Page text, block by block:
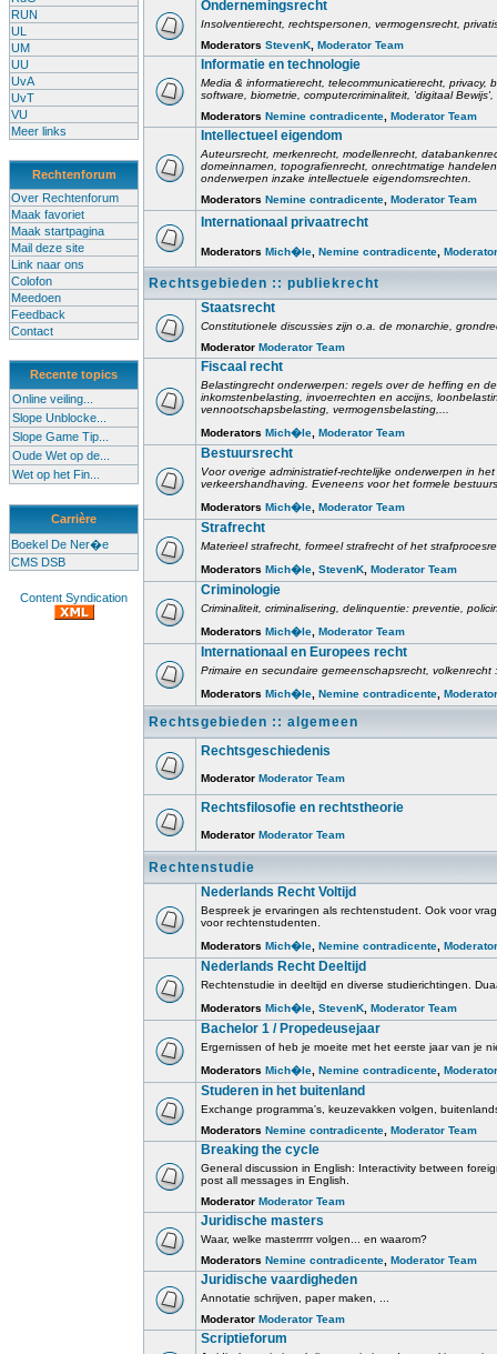
RUN
UL
UM
UU
UvA
UvT
VU
Meer links
Rechtenforum
Over Rechtenforum
Maak favoriet
Maak startpagina
Mail deze site
Link naar ons
Colofon
Meedoen
Feedback
Contact
Recente topics
Online veiling...
Slope Unblocke...
Slope Game Tip...
Oude Wet op de...
Wet op het Fin...
Carrière
Boekel De Ner�e
CMS DSB
Content Syndication
Ondernemingsrecht
Insolventierecht, rechtspersonen, vermogensrecht,
Moderators StevenK Moderator Team
Informatie en technologie
Media & informatierecht, telecommunicatierecht,
software, biometrie, computercriminaliteit, 'digitaal
Moderators Nemine contradicente Moderator Team
Intellectueel eigendom
Auteursrecht, merkenrecht, modellenrecht,
domeinnamen, topografienrecht, onrechtmatige
onderwerpen inzake intellectuele eigendomsrechten.
Moderators Nemine contradicente Moderator Team
Internationaal privaatrecht
Moderators Mich�le Nemine contradicente
Rechtsgebieden :: publiekrecht
Staatsrecht
Constitutionele discussies zijn o.a. de monarchie,
Moderator Moderator Team
Fiscaal recht
Belastingrecht onderwerpen: regels over de heffing en
inkomstenbelasting, invoerrechten en accijns,
vennootschapsbelasting, vermogensbelasting,...
Moderators Mich�le Moderator Team
Bestuursrecht
Voor overige administratief-rechtelijke onderwerpen in
verkeershandhaving. Eveneens voor het formele
Moderators Mich�le Moderator Team
Strafrecht
Materieel strafrecht, formeel strafrecht of het
Moderators Mich�le StevenK Moderator Team
Criminologie
Criminaliteit, criminalisering, delinquentie: preventie,
Moderators Mich�le Moderator Team
Internationaal en Europees recht
Primaire en secundaire gemeenschapsrecht,
Moderators Mich�le Nemine contradicente
Rechtsgebieden :: algemeen
Rechtsgeschiedenis
Moderator Moderator Team
Rechtsfilosofie en rechtstheorie
Moderator Moderator Team
Rechtenstudie
Nederlands Recht Voltijd
Bespreek je ervaringen als rechtenstudent. Ook voor
voor rechtenstudenten.
Moderators Mich�le Nemine contradicente
Nederlands Recht Deeltijd
Rechtenstudie in deeltijd en diverse studierichtingen.
Moderators Mich�le StevenK Moderator Team
Bachelor 1 / Propedeusejaar
Ergernissen of heb je moeite met het eerste jaar van je
Moderators Mich�le Nemine contradicente
Studeren in het buitenland
Exchange programma's, keuzevakken volgen,
Moderators Nemine contradicente Moderator Team
Breaking the cycle
General discussion in English: Interactivity between
post all messages in English.
Moderator Moderator Team
Juridische masters
Waar, welke masterrrrr volgen... en waarom?
Moderators Nemine contradicente Moderator Team
Juridische vaardigheden
Annotatie schrijven, paper maken, ...
Moderator Moderator Team
Scriptieforum